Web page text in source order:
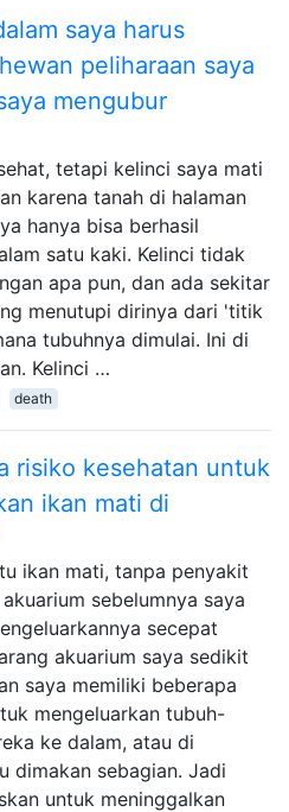
saya harus
peliharaan saya
mengubur
tetapi kelinci saya mati
karena tanah di halaman
hanya bisa berhasil
satu kaki. Kelinci tidak
apa pun, dan ada sekitar
menutupi dirinya dari 'titik
tubuhnya dimulai. Ini di
Kelinci …
death
risiko kesehatan untuk
ikan mati di
ikan mati, tanpa penyakit
sebelumnya saya
secepat
akuarium saya sedikit
saya memiliki beberapa
mengeluarkan tubuh-
ke dalam, atau di
dimakan sebagian. Jadi
untuk meninggalkan